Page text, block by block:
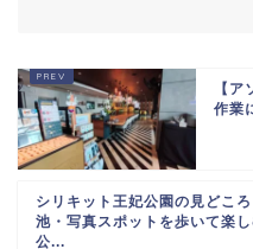
【
作業
シリキット王妃公園の見どころ
池・写真スポットを歩いて楽
公...